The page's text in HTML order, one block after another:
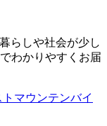
らしや社会が少し
わかりやすくお届